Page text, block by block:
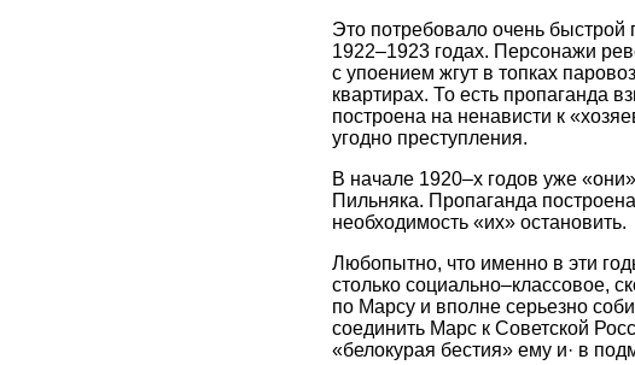
Это потребовало очень быстрой
1922–1923 годах. Персонажи
с упоением жгут в топках
квартирах. То есть пропаганда
построена на ненависти к
угодно преступления.
В начале 1920–х годов уже
Пильняка. Пропаганда
необходимость «их» остановить.
Любопытно, что именно в эти
столько социально–классовое,
по Марсу и вполне серьезно
соединить Марс к Советской
«белокурая бестия» ему и· в